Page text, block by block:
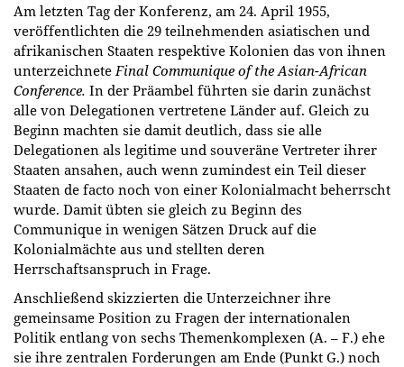
Am letzten Tag der Konferenz, am 24. April 1955,
veröffentlichten die 29 teilnehmenden asiatischen und
afrikanischen Staaten respektive Kolonien das von ihnen
unterzeichnete Final Communique of the Asian-African
Conference. In der Präambel führten sie darin zunächst
alle von Delegationen vertretene Länder auf. Gleich zu
Beginn machten sie damit deutlich, dass sie alle
Delegationen als legitime und souveräne Vertreter ihrer
Staaten ansahen, auch wenn zumindest ein Teil dieser
Staaten de facto noch von einer Kolonialmacht beherrscht
wurde. Damit übten sie gleich zu Beginn des
Communique in wenigen Sätzen Druck auf die
Kolonialmächte aus und stellten deren
Herrschaftsanspruch in Frage.
Anschließend skizzierten die Unterzeichner ihre
gemeinsame Position zu Fragen der internationalen
Politik entlang von sechs Themenkomplexen (A. – F.) ehe
sie ihre zentralen Forderungen am Ende (Punkt G.) noch